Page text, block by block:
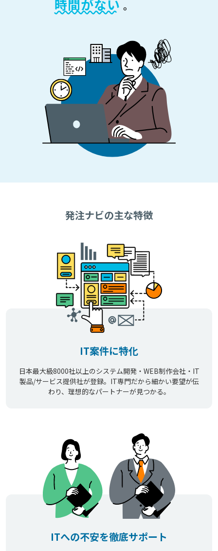
時間がない 。
発注ナビの主な特徴
IT案件に特化
日本最大級8000社以上のシステム開発・WEB制作会社・IT
製品/サービス提供社が登録。IT専門だから細かい要望が伝
わり、理想的なパートナーが見つかる。
ITへの不安を徹底サポート